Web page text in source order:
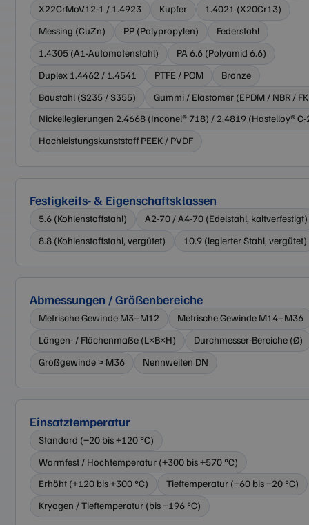
X22CrMoV12-1 / 1.4923
Kupfer
1.4021 (X20Cr13)
Messing (CuZn)
PP (Polypropylen)
Federstahl
1.4305 (A1-Automatenstahl)
PA 6.6 (Polyamid 6.6)
Duplex 1.4462 / 1.4541
PTFE / POM
Bronze
Baustahl (S235 / S355)
Gummi / Elastomer (EPDM / NBR /
Nickellegierungen 2.4668 (Inconel® 718) / 2.4819 (Hastelloy®
Hochleistungskunststoff PEEK / PVDF
Festigkeits- & Eigenschaftsklassen
5.6 (Kohlenstoffstahl)
A2-70 / A4-70 (Edelstahl, kaltverfestigt)
8.8 (Kohlenstoffstahl, vergütet)
10.9 (legierter Stahl, vergütet)
Abmessungen / Größenbereiche
Metrische Gewinde M3–M12
Metrische Gewinde M14–M36
Längen- / Flächenmaße (L×B×H)
Durchmesser-Bereiche (Ø)
Großgewinde > M36
Nennweiten DN
Einsatztemperatur
Standard (−20 bis +120 °C)
Warmfest / Hochtemperatur (+300 bis +570 °C)
Erhöht (+120 bis +300 °C)
Tieftemperatur (−60 bis −20 °C)
Kryogen / Tieftemperatur (bis −196 °C)